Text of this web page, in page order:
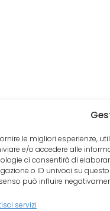
le migliori esperienze,
e/o accedere alle
ci consentirà di
o ID univoci su
può influire
servizi